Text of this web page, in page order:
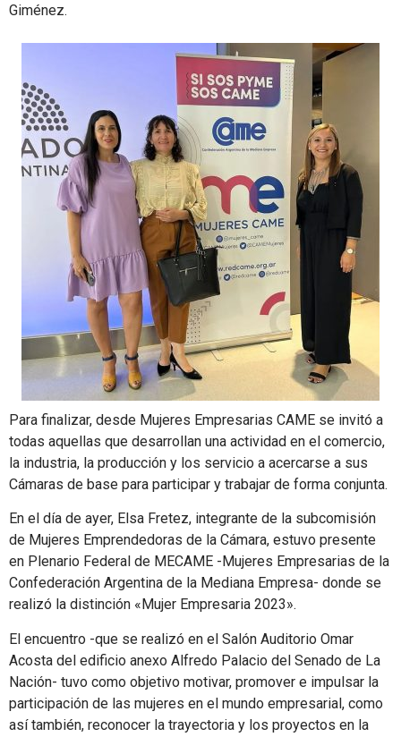
Giménez.
Para finalizar, desde Mujeres Empresarias CAME se invitó a
todas aquellas que desarrollan una actividad en el comercio,
la industria, la producción y los servicio a acercarse a sus
Cámaras de base para participar y trabajar de forma conjunta.
En el día de ayer, Elsa Fretez, integrante de la subcomisión
de Mujeres Emprendedoras de la Cámara, estuvo presente
en Plenario Federal de MECAME -Mujeres Empresarias de la
Confederación Argentina de la Mediana Empresa- donde se
realizó la distinción «Mujer Empresaria 2023».
El encuentro -que se realizó en el Salón Auditorio Omar
Acosta del edificio anexo Alfredo Palacio del Senado de La
Nación- tuvo como objetivo motivar, promover e impulsar la
participación de las mujeres en el mundo empresarial, como
así también, reconocer la trayectoria y los proyectos en la